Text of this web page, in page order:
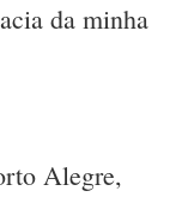
da minha
Alegre,